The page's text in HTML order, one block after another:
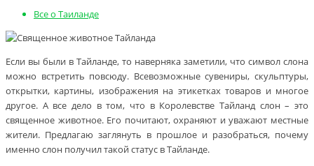
Все о Таиланде
Если вы были в Тайланде, то наверняка заметили, что символ слона
можно встретить повсюду. Всевозможные сувениры, скульптуры,
открытки, картины, изображения на этикетках товаров и многое
другое. А все дело в том, что в Королевстве Тайланд слон – это
священное животное. Его почитают, охраняют и уважают местные
жители. Предлагаю заглянуть в прошлое и разобраться, почему
именно слон получил такой статус в Тайланде.